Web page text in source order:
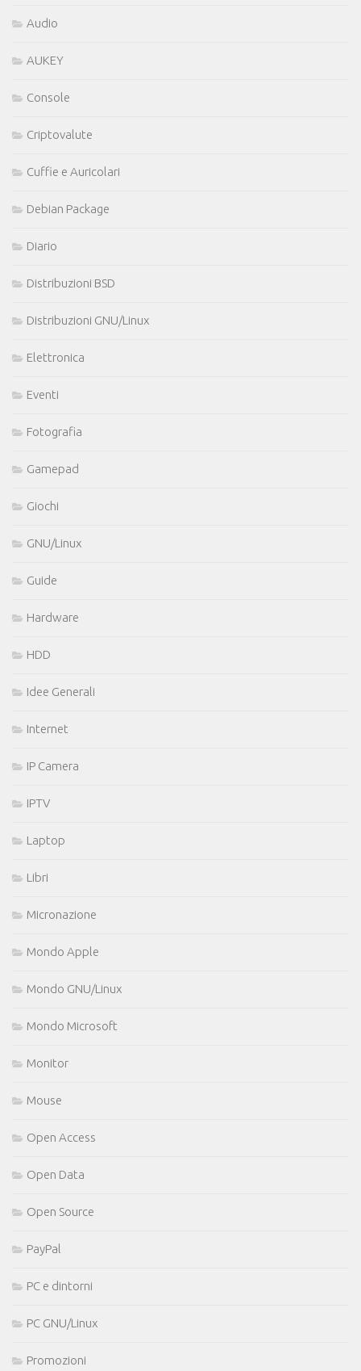
Audio
AUKEY
Console
Criptovalute
Cuffie e Auricolari
Debian Package
Diario
Distribuzioni BSD
Distribuzioni GNU/Linux
Elettronica
Eventi
Fotografia
Gamepad
Giochi
GNU/Linux
Guide
Hardware
HDD
Idee Generali
Internet
IP Camera
IPTV
Laptop
Libri
Micronazione
Mondo Apple
Mondo GNU/Linux
Mondo Microsoft
Monitor
Mouse
Open Access
Open Data
Open Source
PayPal
PC e dintorni
PC GNU/Linux
Promozioni